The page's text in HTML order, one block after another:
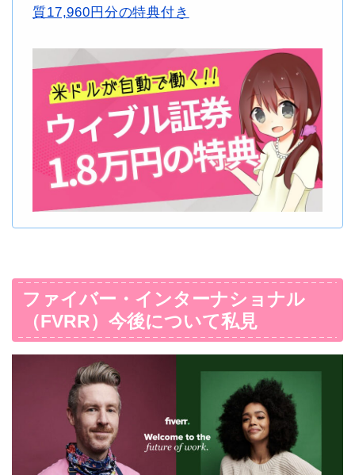
質17,960円分の特典付き
ファイバー・インターナショナル
（FVRR）今後について私見